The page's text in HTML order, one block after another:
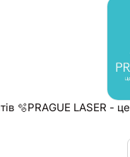
🫧PRAGUE LASER -